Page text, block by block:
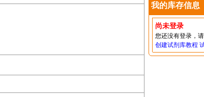
我的库存信息
尚未登录
您还没有登录，
创建试剂库教程